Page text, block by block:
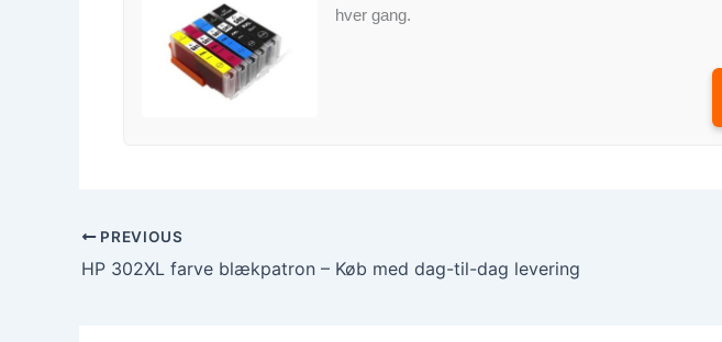
hver gang.
PREVIOUS
HP 302XL farve blækpatron – Køb med dag-til-dag levering